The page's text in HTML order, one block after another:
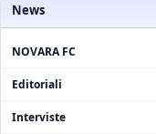
News
NOVARA FC
Editoriali
Interviste